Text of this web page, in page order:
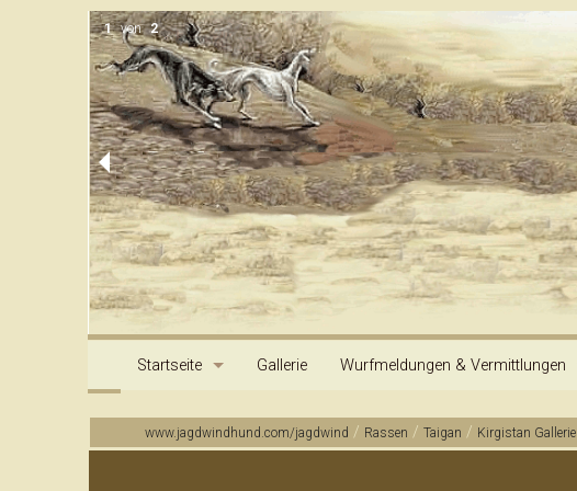
1 von 2
Startseite
Kontakt & Information Impressum
Gallerie Wurfmeldungen & Vermittlungen
Archiv
www.jagdwindhund.com/jagdwind / Rassen / Taigan / Kirgistan Gallerie